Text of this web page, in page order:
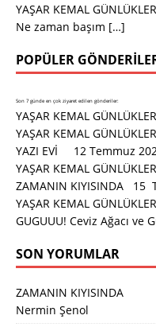
YAŞAR KEMAL
Ne zaman başım […]
POPÜLER
Son 7 günde en çok ziyaret edilen gönderiler:
YAŞAR KEMAL
YAŞAR KEMAL
YAZI EVİ 12 Temmuz
YAŞAR KEMAL
ZAMANIN KIYISINDA 15
YAŞAR KEMAL
GUGUUU! Ceviz Ağacı ve
SON YORUMLAR
ZAMANIN KIYISINDA
Nermin Şenol